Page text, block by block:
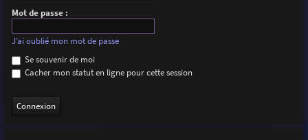
Mot de passe :
J’ai oublié mon mot de passe
Se souvenir de moi
Cacher mon statut en ligne pour cette session